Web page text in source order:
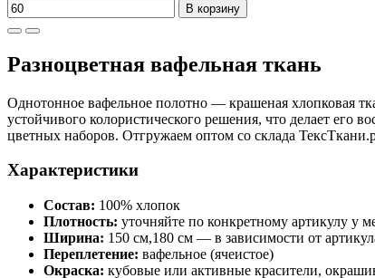
В корзину
Разноцветная вафельная ткань
Однотонное вафельное полотно — крашеная хлопковая
устойчивого колористического решения, что делает его
цветных наборов. Отгружаем оптом со склада
Характеристики
Состав: 100% хлопок
Плотность: уточняйте по конкретному артикулу у
Ширина: 150 см,180 см — в зависимости от
Переплетение: вафельное (ячеистое)
Окраска: кубовые или активные красители,